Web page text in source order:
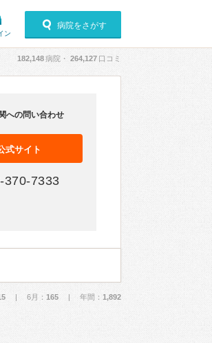
ン
病院をさがす
182,148病院・ 264,127 口コミ
への問い合わせ
式サイト
370-7333
| 6月： 165 | 年間： 1,892